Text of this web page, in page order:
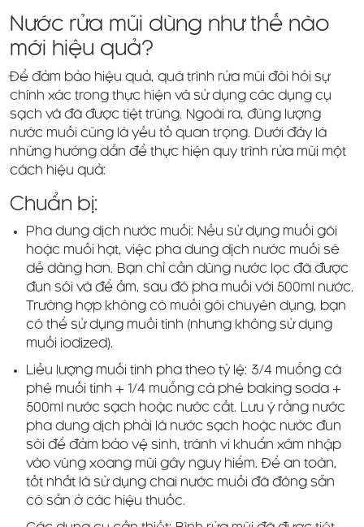
Nước rửa mũi dùng như thế nào
mới hiệu quả?
Để đảm bảo hiệu quả, quá trình rửa mũi đòi hỏi sự
chính xác trong thực hiện và sử dụng các dụng cụ
sạch và đã được tiệt trùng. Ngoài ra, đúng lượng
nước muối cũng là yếu tố quan trọng. Dưới đây là
những hướng dẫn để thực hiện quy trình rửa mũi một
cách hiệu quả:
Chuẩn bị:
Pha dung dịch nước muối: Nếu sử dụng muối gói
hoặc muối hạt, việc pha dung dịch nước muối sẽ
dễ dàng hơn. Bạn chỉ cần dùng nước lọc đã được
đun sôi và để ấm, sau đó pha muối với 500ml nước.
Trường hợp không có muối gói chuyên dụng, bạn
có thể sử dụng muối tinh (nhưng không sử dụng
muối iodized).
Liều lượng muối tinh pha theo tỷ lệ: 3/4 muỗng cà
phê muối tinh + 1/4 muỗng cà phê baking soda +
500ml nước sạch hoặc nước cất. Lưu ý rằng nước
pha dung dịch phải là nước sạch hoặc nước đun
sôi để đảm bảo vệ sinh, tránh vi khuẩn xâm nhập
vào vùng xoang mũi gây nguy hiểm. Để an toàn,
tốt nhất là sử dụng chai nước muối đã đóng sẵn
có sẵn ở các hiệu thuốc.